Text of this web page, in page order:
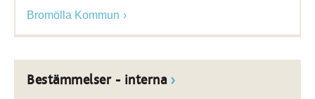
Bromölla Kommun
Bestämmelser - interna